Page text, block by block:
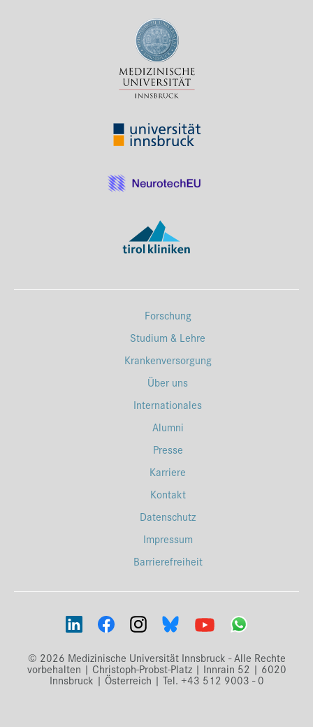
Forschung
Studium & Lehre
Krankenversorgung
Über uns
Internationales
Alumni
Presse
Karriere
Kontakt
Datenschutz
Impressum
Barrierefreiheit
© 2026 Medizinische Universität Innsbruck - Alle Rechte
vorbehalten | Christoph-Probst-Platz | Innrain 52 | 6020
Innsbruck | Österreich | Tel. +43 512 9003 - 0